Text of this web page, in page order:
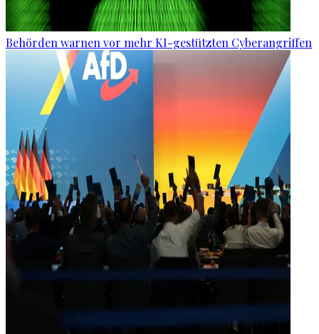
Behörden warnen vor mehr KI-gestützten Cyberangriffen